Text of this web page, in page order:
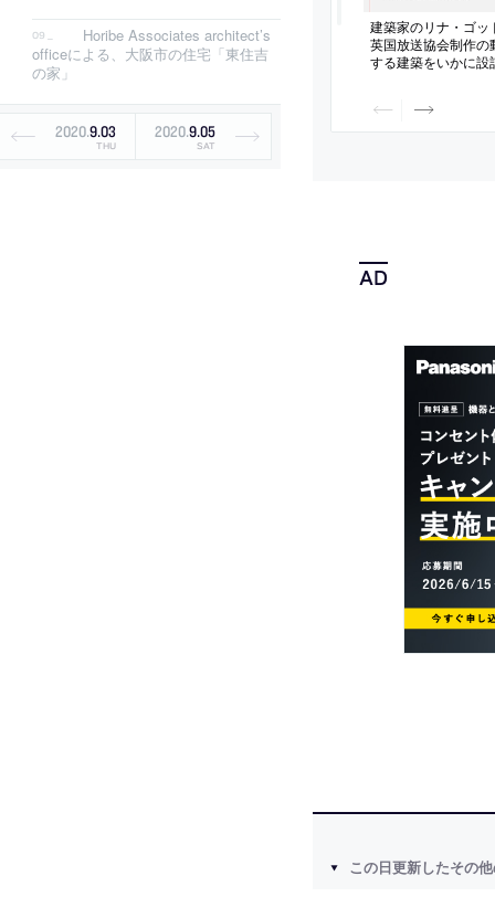
Horibe Associates architect’s
officeによる、大阪市の住宅「東住吉
の家」
2020.9.03
THU
2020.9.05
SAT
建築家のリナ・ゴッ
英国放送協会制作の
する建築をいかに設
年8月に公開された
この日更新したその